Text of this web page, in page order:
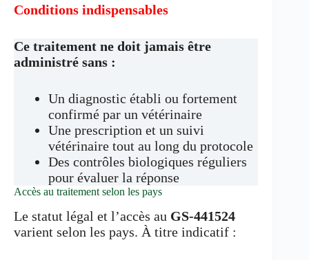
Conditions indispensables
Ce traitement ne doit jamais être
administré sans :
Un diagnostic établi ou fortement
confirmé par un vétérinaire
Une prescription et un suivi
vétérinaire tout au long du protocole
Des contrôles biologiques réguliers
pour évaluer la réponse
Accès au traitement selon les pays
Le statut légal et l’accès au GS-441524
varient selon les pays. À titre indicatif :